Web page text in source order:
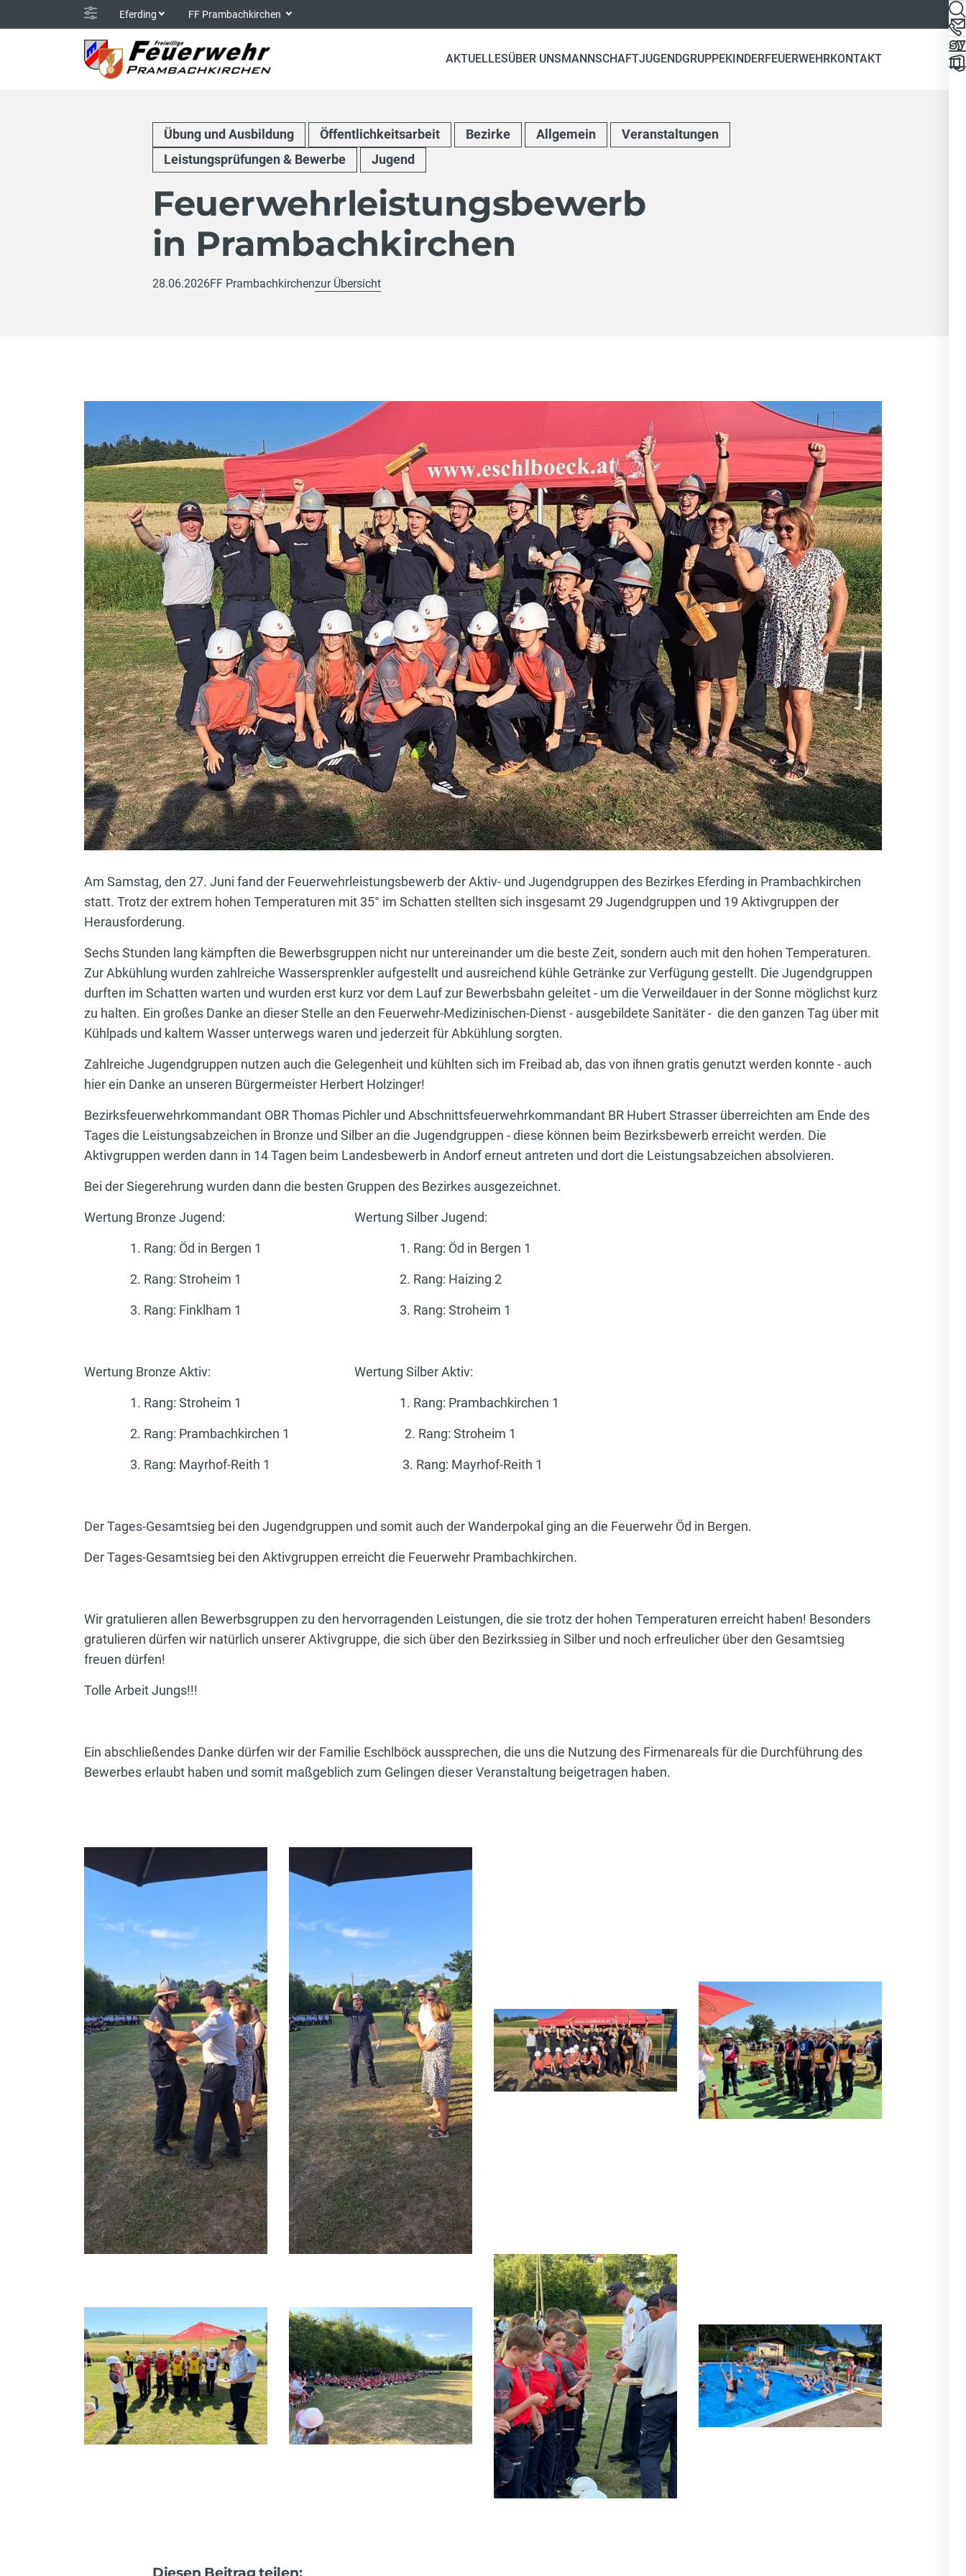
Eferding FF Prambachkirchen
AKTUELLESÜBER UNS MANNSCHAFTJUGENDGRUPPEKINDERFEUERWEHRKONTAKT
Übung und Ausbildung Öffentlichkeitsarbeit Bezirke Allgemein
Veranstaltungen
Leistungsprüfungen & Bewerbe
Jugend
Feuerwehrleistungsbewerb
in Prambachkirchen
28.06.2026FF Prambachkirchenzur Übersicht
Am Samstag, den 27. Juni fand der Feuerwehrleistungsbewerb der Aktiv- und Jugendgruppen des Bezirkes Eferding in Prambachkirchen
statt. Trotz der extrem hohen Temperaturen mit 35° im Schatten stellten sich insgesamt 29 Jugendgruppen und 19 Aktivgruppen der
Herausforderung.
Sechs Stunden lang kämpften die Bewerbsgruppen nicht nur untereinander um die beste Zeit, sondern auch mit den hohen Temperaturen.
Zur Abkühlung wurden zahlreiche Wassersprenkler aufgestellt und ausreichend kühle Getränke zur Verfügung gestellt. Die Jugendgruppen
durften im Schatten warten und wurden erst kurz vor dem Lauf zur Bewerbsbahn geleitet - um die Verweildauer in der Sonne möglichst kurz
zu halten. Ein großes Danke an dieser Stelle an den Feuerwehr-Medizinischen-Dienst - ausgebildete Sanitäter - die den ganzen Tag über mit
Kühlpads und kaltem Wasser unterwegs waren und jederzeit für Abkühlung sorgten.
Zahlreiche Jugendgruppen nutzen auch die Gelegenheit und kühlten sich im Freibad ab, das von ihnen gratis genutzt werden konnte - auch
hier ein Danke an unseren Bürgermeister Herbert Holzinger!
Bezirksfeuerwehrkommandant OBR Thomas Pichler und Abschnittsfeuerwehrkommandant BR Hubert Strasser überreichten am Ende des
Tages die Leistungsabzeichen in Bronze und Silber an die Jugendgruppen - diese können beim Bezirksbewerb erreicht werden. Die
Aktivgruppen werden dann in 14 Tagen beim Landesbewerb in Andorf erneut antreten und dort die Leistungsabzeichen absolvieren.
Bei der Siegerehrung wurden dann die besten Gruppen des Bezirkes ausgezeichnet.
Wertung Bronze Jugend: Wertung Silber Jugend:
1. Rang: Öd in Bergen 1 1. Rang: Öd in Bergen 1
2. Rang: Stroheim 1 2. Rang: Haizing 2
3. Rang: Finklham 1 3. Rang: Stroheim 1
Wertung Bronze Aktiv: Wertung Silber Aktiv:
1. Rang: Stroheim 1 1. Rang: Prambachkirchen 1
2. Rang: Prambachkirchen 1 2. Rang: Stroheim 1
3. Rang: Mayrhof-Reith 1 3. Rang: Mayrhof-Reith 1
Der Tages-Gesamtsieg bei den Jugendgruppen und somit auch der Wanderpokal ging an die Feuerwehr Öd in Bergen.
Der Tages-Gesamtsieg bei den Aktivgruppen erreicht die Feuerwehr Prambachkirchen.
Wir gratulieren allen Bewerbsgruppen zu den hervorragenden Leistungen, die sie trotz der hohen Temperaturen erreicht haben! Besonders
gratulieren dürfen wir natürlich unserer Aktivgruppe, die sich über den Bezirkssieg in Silber und noch erfreulicher über den Gesamtsieg
freuen dürfen!
Tolle Arbeit Jungs!!!
Ein abschließendes Danke dürfen wir der Familie Eschlböck aussprechen, die uns die Nutzung des Firmenareals für die Durchführung des
Bewerbes erlaubt haben und somit maßgeblich zum Gelingen dieser Veranstaltung beigetragen haben.
Diesen Beitrag teilen: